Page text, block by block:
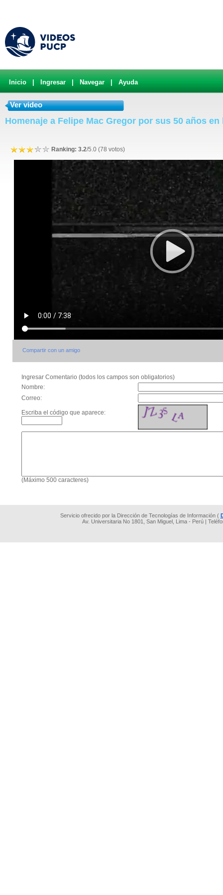
Inicio Ingresar Navegar Ayuda
Ver video
Homenaje a Felipe Mac Gregor por sus 50 años en
Ranking: 3.2/5.0 (78 votos)
Compartir con un amigo
Ingresar Comentario (todos los campos son obligatorios)
Nombre:
Correo:
Escriba el código que aparece:
(Máximo 500 caracteres)
Servicio ofrecido por la Dirección de Tecnologías de Información (
Av. Universitaria No 1801, San Miguel, Lima - Perú |